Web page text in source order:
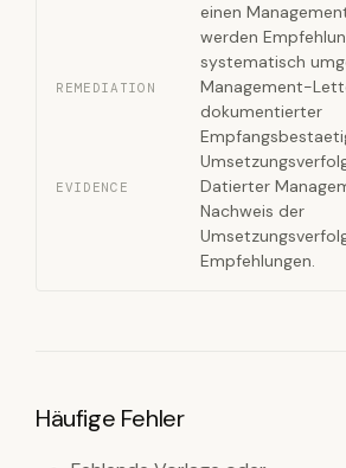
einen
werden
systematisch
REMEDIATION
Management-
dokumentierter
EVIDENCE
Datierter
Nachweis der
Empfehlungen.
Häufige Fehler